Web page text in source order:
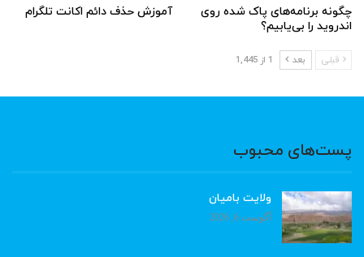
چگونه برنامه‌های پاک شده روی
اندروید را بی‌یابیم؟
آموزش حذف دائم اکانت تلگرام
قبلی بعد 1 از 1,445
پست‌های محبوب
ولایت بامیان
آگوست 6, 2026